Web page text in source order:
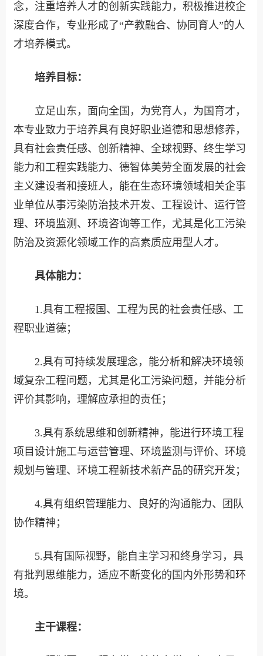
念，注重培养人才的创新实践能力，积极推进校企
深度合作，专业形成了“产教融合、协同育人”的人
才培养模式。
培养目标：
立足山东，面向全国，为党育人，为国育才，
本专业致力于培养具有良好职业道德和思想修养，
具有社会责任感、创新精神、全球视野、终生学习
能力和工程实践能力、德智体美劳全面发展的社会
主义建设者和接班人，能在生态环境领域相关企事
业单位从事污染防治技术开发、工程设计、运行管
理、环境监测、环境咨询等工作，尤其是化工污染
防治及资源化领域工作的高素质应用型人才。
具体能力：
1.具有工程报国、工程为民的社会责任感、工
程职业道德；
2.具有可持续发展理念，能分析和解决环境领
域复杂工程问题，尤其是化工污染问题，并能分析
评价其影响，理解应承担的责任；
3.具有系统思维和创新精神，能进行环境工程
项目设计施工与运营管理、环境监测与评价、环境
规划与管理、环境工程新技术新产品的研究开发；
4.具有组织管理能力、良好的沟通能力、团队
协作精神；
5.具有国际视野，能自主学习和终身学习，具
有批判思维能力，适应不断变化的国内外形势和环
境。
主干课程：